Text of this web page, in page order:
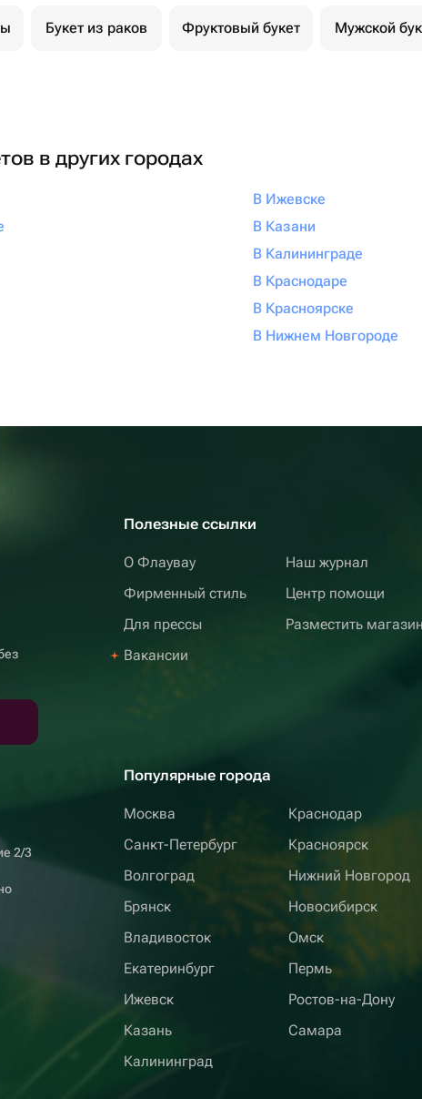
Букет из раков Фруктовый букет Мужской
в других городах
В Ижевске
В Казани
В Калининграде
В Краснодаре
В Красноярске
В Нижнем Новгороде
2/3
Полезные ссылки
О Флаувау
Фирменный стиль
Для прессы
Вакансии
Наш журнал
Центр помощи
Разместить магазин
Популярные города
Москва
Санкт-Петербург
Волгоград
Брянск
Владивосток
Екатеринбург
Ижевск
Казань
Калининград
Краснодар
Красноярск
Нижний Новгород
Новосибирск
Омск
Пермь
Ростов-на-Дону
Самара